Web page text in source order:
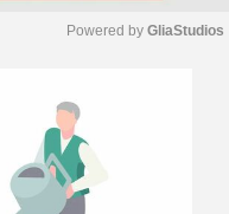
Powered by GliaStudios